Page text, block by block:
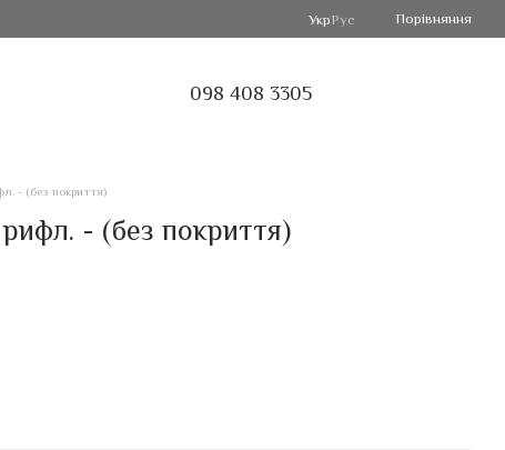
УкрРус Порівняння
098 408 3305
- (без покриття)
- (без покриття)